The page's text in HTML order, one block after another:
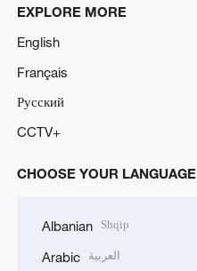
EXPLORE MORE
English
Français
Русский
CCTV+
CHOOSE YOUR LANGUAGE
Albanian Shqip
Arabic العربية